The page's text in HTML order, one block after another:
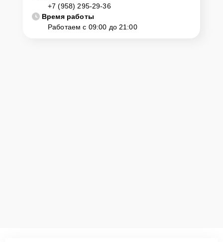
+7 (958) 295-29-36
Время работы
Работаем с 09:00 до 21:00